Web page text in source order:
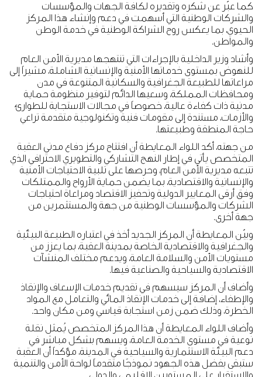
كما عبّر عن شكره وتقديره لكافة الجهات والمؤسسات
والشركات الوطنية التي أسهمت في دعم وإنشاء هذا المركز
الحيوي، بما يعكس روح الشراكة الوطنية في خدمة الوطن
والمواطن.
وأشاد وزير الداخلية بالإجراءات التي تنتهجها مديرية الأمن العام
للنهوض بمستوى خدماتها الأمنية والإنسانية الشاملة، مشيراً إلى
مراعاتها للطبيعة الجغرافية والسكانية المتنوعة في مدن
ومحافظات المملكة، وسعيها الدائم لتوفير منظومة حماية
مدنية ذات كفاءة عالية، خصوصاً في مجالات الاستجابة للطوارئ
والأزمات، مستندة إلى مقومات فنية وتكنولوجية متقدمة تراعي
حاجة المنطقة وطبيعتها.
من جهته، أكد اللواء المعايطة أن افتتاح مركز دفاع مدني العقبة
المتخصص يأتي في إطار النهج التشاركي والتطويري الاحترافي الذي
تتبعه مديرية الأمن العام، وحرصها على تلبية الاحتياجات الأمنية
والإنسانية والاقتصادية، بما يضمن حماية الأرواح والممتلكات
وفق أرقى المعايير الدولية وتحفيز الاقتصاد ومراعاة احتياجات
الشركات والمؤسسات الوطنية من جهة والمستثمرين من
جهة أخرى.
وبيّن المعايطة أن المركز الجديد أخذ في اعتباره الطبيعة البيئية
والجغرافية والاقتصادية الخاصة بمدينة العقبة، بما يعزز من
مستويات الأمن والسلامة العامة، ويدعم مختلف المنشآت
الاقتصادية والسياحية والصناعية فيها.
وأضاف أن المركز سيسهم في تقديم خدمات الإسعاف والإنقاذ
والإطفاء، إضافة إلى خدمات الإنقاذ المائي والتعامل مع المواد
الخطرة، وذلك ضمن زمن استجابة قياسي ومن مكان واحد.
وأضاف اللواء المعايطة أن هذا المركز المتخصص يُمثل نقلة
نوعية في مستوى الخدمة العامة، ويسهم بشكل مباشر في
دعم البيئة الاستثمارية والسياحية في المدينة، مؤكداً أن العقبة
ستبقى بفضل هذه الجهود نموذجًا متقدماً لواحة الأمن والتنمية